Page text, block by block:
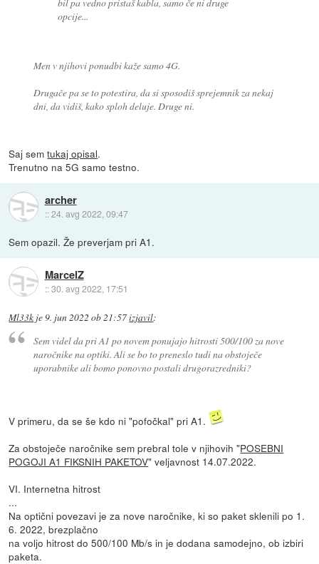
bil pa vedno pristaš kabla, samo če ni druge
opcije...
Men v njihovi ponudbi kaže samo 4G.
Drugače pa se to potestira, da si sposodiš sprejemnik za nekaj
dni, da vidiš, kako sploh deluje. Druge ni.
Saj semtukaj opisal.
Trenutno na 5G samo testno.
archer
::24. avg 2022, 09:47
Sem opazil. Že preverjam pri A1.
MarcelZ
::30. avg 2022, 17:51
Ml33k je 9. jun 2022 ob 21:57izjavil:
Sem videl da pri A1 po novem ponujajo hitrosti 500/100 za nove
naročnike na optiki. Ali se bo to preneslo tudi na obstoječe
uporabnike ali bomo ponovno postali drugorazredniki?
V primeru, da se še kdo ni "pofočkal" pri A1.
Za obstoječe naročnike sem prebral tole v njihovih "POSEBNI
POGOJI A1 FIKSNIH PAKETOV" veljavnost 14.07.2022.
VI. Internetna hitrost
...
Na optični povezavi je za nove naročnike, ki so paket sklenili po 1.
6. 2022, brezplačno
na voljo hitrost do 500/100 Mb/s in je dodana samodejno, ob izbiri
paketa.